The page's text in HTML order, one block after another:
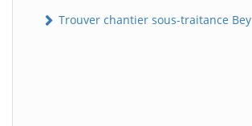
Trouver chantier sous-traitance Bey